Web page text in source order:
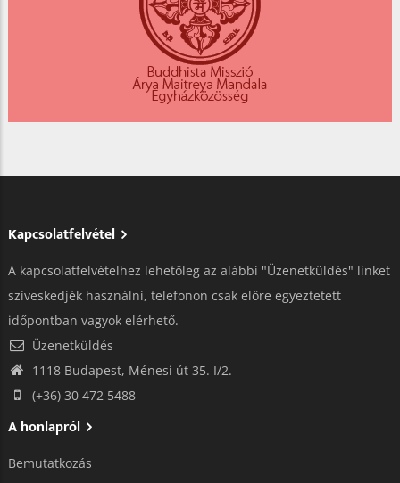
Kapcsolatfelvétel
A kapcsolatfelvételhez lehetőleg az alábbi "Üzenetküldés" linket
szíveskedjék használni, telefonon csak előre egyeztetett
időpontban vagyok elérhető.
Üzenetküldés
1118 Budapest, Ménesi út 35. I/2.
(+36) 30 472 5488
A honlapról
Bemutatkozás